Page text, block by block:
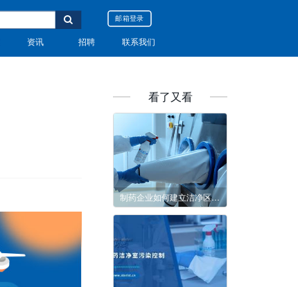
邮箱登录
资讯 招聘 联系我们
看了又看
制药企业如何建立洁净区清洁消毒程序